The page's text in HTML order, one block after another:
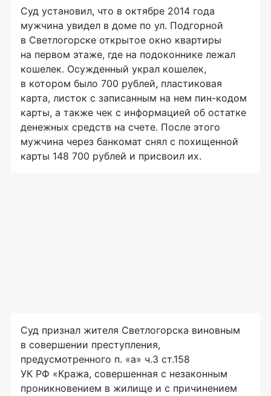
Суд установил, что в октябре 2014 года
мужчина увидел в доме по ул. Подгорной
в Светлогорске открытое окно квартиры
на первом этаже, где на подоконнике лежал
кошелек. Осужденный украл кошелек,
в котором было 700 рублей, пластиковая
карта, листок с записанным на нем пин-кодом
карты, а также чек с информацией об остатке
денежных средств на счете. После этого
мужчина через банкомат снял с похищенной
карты 148 700 рублей и присвоил их.
Суд признал жителя Светлогорска виновным
в совершении преступления,
предусмотренного п. «а» ч.3 ст.158
УК РФ «Кража, совершенная с незаконным
проникновением в жилище и с причинением